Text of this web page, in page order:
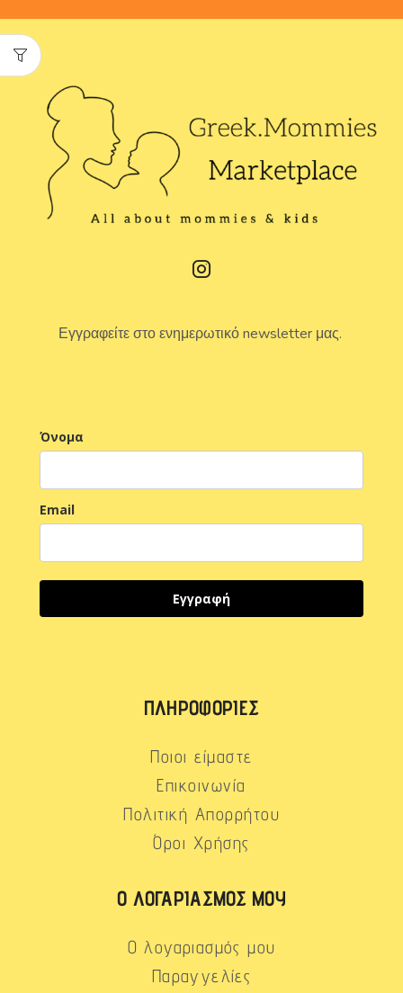
Εγγραφείτε στο ενημερωτικό newsletter μας.
Όνομα
Email
Εγγραφή
ΠΛΗΡΟΦΟΡΊΕΣ
Ποιοι είμαστε
Επικοινωνία
Πολιτική Απορρήτου
Όροι Χρήσης
Ο ΛΟΓΑΡΙΑΣΜΌΣ ΜΟΥ
Ο λογαριασμός μου
Παραγγελίες